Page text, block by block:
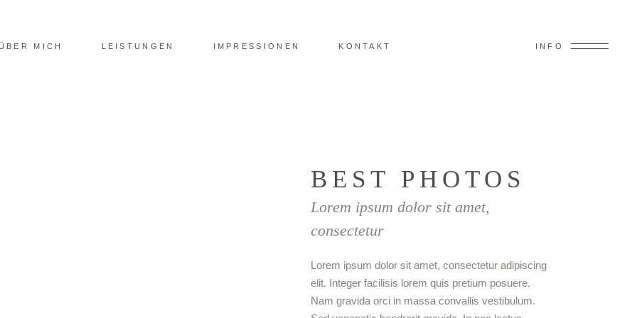
MICH LEISTUNGEN IMPRESSIONEN KONTAKT INFO
BEST PHOTOS
Lorem ipsum dolor sit amet,
consectetur
Lorem ipsum dolor sit amet, consectetur adipiscing
elit. Integer facilisis lorem quis pretium posuere.
Nam gravida orci in massa convallis vestibulum.